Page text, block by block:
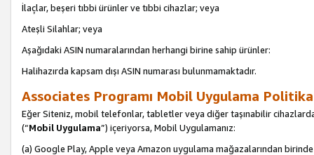
İlaçlar, beşeri tıbbi ürünler ve tıbbi cihazlar; veya
Ateşli Silahlar; veya
Aşağıdaki ASIN numaralarından herhangi birine sahip ürünler:
Halihazırda kapsam dışı ASIN numarası bulunmamaktadır.
Associates Programı Mobil Uygulama
Eğer Siteniz, mobil telefonlar, tabletler veya diğer taşınabilir
(“Mobil Uygulama”) içeriyorsa, Mobil Uygulamanız:
(a) Google Play, Apple veya Amazon uygulama mağazalarından birinde